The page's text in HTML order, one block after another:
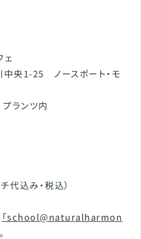
ェ
央1-25 ノースポート・モ
ランツ内
代込み・税込）
「school@naturalharmon